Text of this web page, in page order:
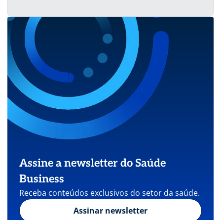
Assine a newsletter do Saúde
Business
Receba conteúdos exclusivos do setor da saúde.
Assinar newsletter